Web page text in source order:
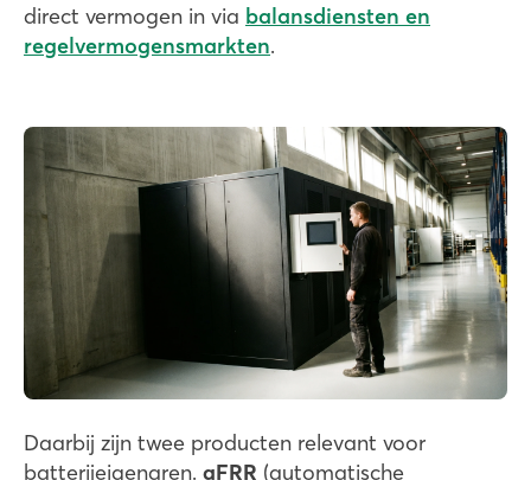
direct vermogen in via balansdiensten en
regelvermogensmarkten.
Daarbij zijn twee producten relevant voor
batterijeigenaren. aFRR (automatische